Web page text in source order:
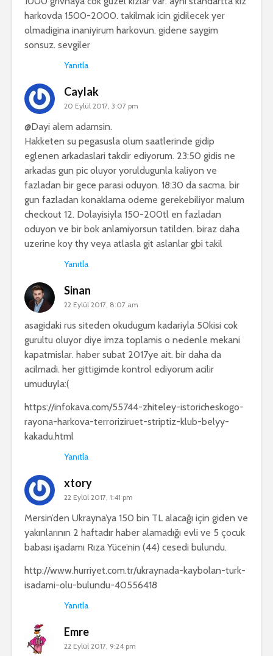
harkovda 1500-2000. takilmak icin gidilecek yer
olmadigina inaniyirum harkovun. gidene saygim
sonsuz. sevgiler
Yanıtla
Caylak
20 Eylül 2017, 3:07 pm
@Dayi alem adamsin.
Hakketen su pegasusla olum saatlerinde gidip
eglenen arkadaslari takdir ediyorum. 23:50 gidis ne
arkadas gun pic oluyor yoruldugunla kaliyon ve
fazladan bir gece parasi oduyon. 18:30 da sacma. bir
gun fazladan konaklama odeme gerekebiliyor malum
checkout 12. Dolayisiyla 150-200tl en fazladan
oduyon ve bir bok anlamiyorsun tatilden. biraz daha
uzerine koy thy veya atlasla git aslanlar gbi takil
Yanıtla
Sinan
22 Eylül 2017, 8:07 am
asagidaki rus siteden okudugum kadariyla 50kisi cok
gurultu oluyor diye imza toplamis o nedenle mekani
kapatmislar. haber subat 2017ye ait. bir daha da
acilmadi. her gittigimde kontrol ediyorum acilir
umuduyla:(
https://infokava.com/55744-zhiteley-istoricheskogo-
rayona-harkova-terroriziruet-striptiz-klub-belyy-
kakadu.html
Yanıtla
xtory
22 Eylül 2017, 1:41 pm
Mersin’den Ukrayna’ya 150 bin TL alacağı için giden ve
yakınlarının 2 haftadır haber alamadığı evli ve 5 çocuk
babası işadamı Rıza Yüce’nin (44) cesedi bulundu.
http://www.hurriyet.com.tr/ukraynada-kaybolan-turk-
isadami-olu-bulundu-40556418
Yanıtla
Emre
22 Eylül 2017, 9:24 pm